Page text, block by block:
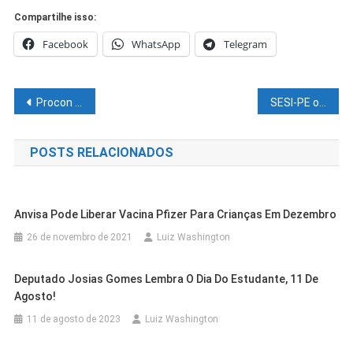
Compartilhe isso:
Facebook WhatsApp Telegram
Navegação
de
Post
Procon de Juazeiro divulga pesquisa de preços de testes para detecção da Covid-19 em farmácias SESI-PE oferece 200 vagas para cursos gratuitos sobre comunicação e relações no ambiente de trabalho
POSTS RELACIONADOS
Anvisa Pode Liberar Vacina Pfizer Para Crianças Em Dezembro
26 de novembro de 2021 Luiz Washington
Deputado Josias Gomes Lembra O Dia Do Estudante, 11 De
Agosto!
11 de agosto de 2023
Luiz Washington